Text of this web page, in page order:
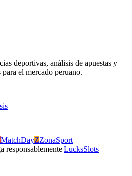
deportivas, análisis de apuestas y
para el mercado peruano.
MatchDayZZonaSport
responsablemente|LucksSlots